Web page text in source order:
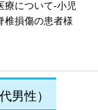
療について-小児
椎損傷の患者様
男性）